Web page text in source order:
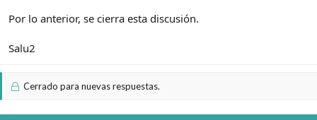
Por lo anterior, se cierra esta discusión.
Salu2
Cerrado para nuevas respuestas.